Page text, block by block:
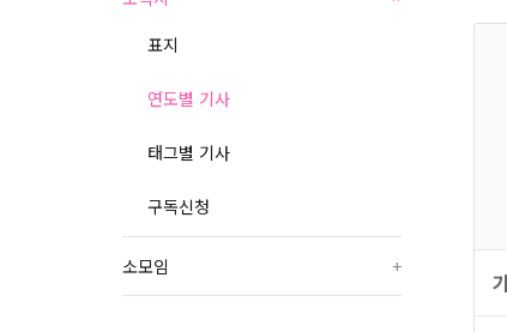
표지
연도별 기사
태그별 기사
구독신청
소모임 +